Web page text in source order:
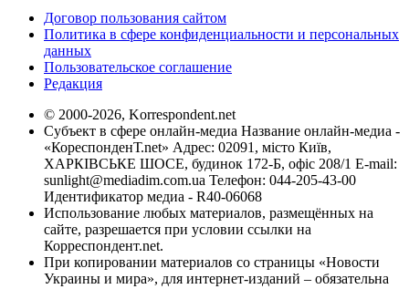
Договор пользования сайтом
Политика в сфере конфиденциальности и персональных
данных
Пользовательское соглашение
Редакция
© 2000-2026, Korrespondent.net
Субъект в сфере онлайн-медиа Название онлайн-медиа -
«КореспонденТ.net» Адрес: 02091, місто Київ,
ХАРКІВСЬКЕ ШОСЕ, будинок 172-Б, офіс 208/1 E-mail:
sunlight@mediadim.com.ua Телефон: 044-205-43-00
Идентификатор медиа - R40-06068
Использование любых материалов, размещённых на
сайте, разрешается при условии ссылки на
Корреспондент.net.
При копировании материалов со страницы «Новости
Украины и мира», для интернет-изданий – обязательна